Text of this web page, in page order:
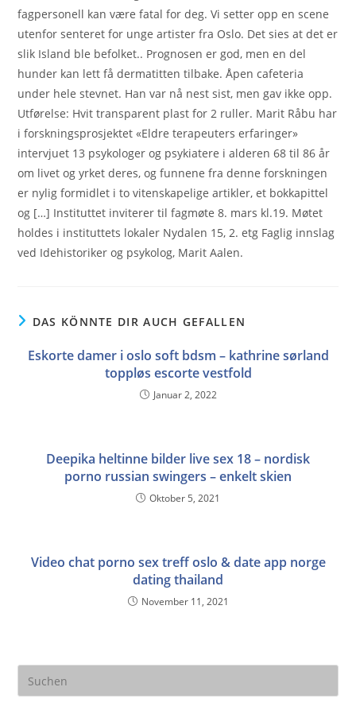
fagpersonell kan være fatal for deg. Vi setter opp en scene
utenfor senteret for unge artister fra Oslo. Det sies at det er
slik Island ble befolket.. Prognosen er god, men en del
hunder kan lett få dermatitten tilbake. Åpen cafeteria
under hele stevnet. Han var nå nest sist, men gav ikke opp.
Utførelse: Hvit transparent plast for 2 ruller. Marit Råbu har
i forskningsprosjektet «Eldre terapeuters erfaringer»
intervjuet 13 psykologer og psykiatere i alderen 68 til 86 år
om livet og yrket deres, og funnene fra denne forskningen
er nylig formidlet i to vitenskapelige artikler, et bokkapittel
og […] Instituttet inviterer til fagmøte 8. mars kl.19. Møtet
holdes i instituttets lokaler Nydalen 15, 2. etg Faglig innslag
ved Idehistoriker og psykolog, Marit Aalen.
DAS KÖNNTE DIR AUCH GEFALLEN
Eskorte damer i oslo soft bdsm – kathrine sørland
toppløs escorte vestfold
Januar 2, 2022
Deepika heltinne bilder live sex 18 – nordisk
porno russian swingers – enkelt skien
Oktober 5, 2021
Video chat porno sex treff oslo & date app norge
dating thailand
November 11, 2021